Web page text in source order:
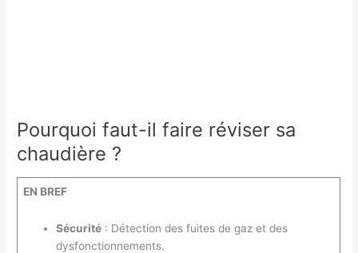
Pourquoi faut-il faire réviser sa
chaudière ?
EN BREF
Sécurité: Détection des fuites de gaz et des
dysfonctionnements.